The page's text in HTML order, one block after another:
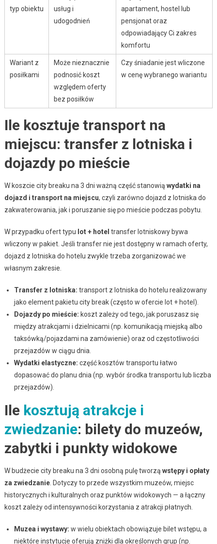
typ obiektu
usług i
udogodnień
apartament, hostel lub
pensjonat oraz
odpowiadający Ci zakres
komfortu
Wariant z
posiłkami
Może nieznacznie
podnosić koszt
względem oferty
bez posiłków
Czy śniadanie jest wliczone
w cenę wybranego wariantu
Ile kosztuje transport na
miejscu: transfer z lotniska i
dojazdy po mieście
W koszcie city breaku na 3 dni ważną część stanowią wydatki na
dojazd i transport na miejscu, czyli zarówno dojazd z lotniska do
zakwaterowania, jak i poruszanie się po mieście podczas pobytu.
W przypadku ofert typu lot + hotel transfer lotniskowy bywa
wliczony w pakiet. Jeśli transfer nie jest dostępny w ramach oferty,
dojazd z lotniska do hotelu zwykle trzeba zorganizować we
własnym zakresie.
Transfer z lotniska: transport z lotniska do hotelu realizowany
jako element pakietu city break (często w ofercie lot + hotel).
Dojazdy po mieście: koszt zależy od tego, jak poruszasz się
między atrakcjami i dzielnicami (np. komunikacją miejską albo
taksówką/pojazdami na zamówienie) oraz od częstotliwości
przejazdów w ciągu dnia.
Wydatki elastyczne: część kosztów transportu łatwo
dopasować do planu dnia (np. wybór środka transportu lub liczba
przejazdów).
Ile kosztują atrakcje i
zwiedzanie: bilety do muzeów,
zabytki i punkty widokowe
W budżecie city breaku na 3 dni osobną pulę tworzą wstępy i opłaty
za zwiedzanie. Dotyczy to przede wszystkim muzeów, miejsc
historycznych i kulturalnych oraz punktów widokowych — a łączny
koszt zależy od intensywności korzystania z atrakcji płatnych.
Muzea i wystawy: w wielu obiektach obowiązuje bilet wstępu, a
niektóre instytucje oferują zniżki dla określonych grup (np.